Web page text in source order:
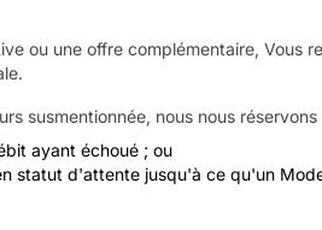
ou une offre complémentaire, Vous
susmentionnée, nous nous
ayant échoué ; ou
statut d'attente jusqu'à ce qu'un